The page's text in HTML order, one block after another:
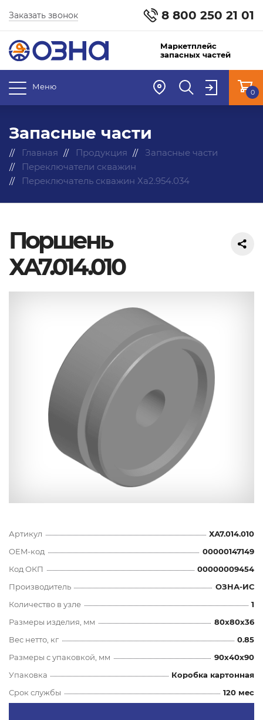
8 800 250 21 01
Заказать звонок
Маркетплейс
запасных частей
Меню
0
Запасные части
Главная Продукция
Запасные части
Переключатели скважин
Переключатель скважин Ха2.954.034
Поршень
ХА7.014.010
Артикул
ХА7.014.010
OEM-код
00000147149
Код ОКП
00000009454
Производитель
ОЗНА-ИС
Количество в узле
1
Размеры изделия, мм
80x80x36
Вес нетто, кг
0.85
Размеры с упаковкой, мм
90x40x90
Упаковка
Коробка картонная
Срок службы
120 мес